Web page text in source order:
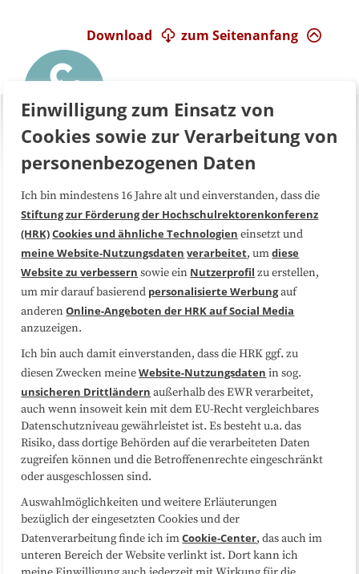
zum Seitenanfang
Download
Über uns FAQ
Medienarbeit Kooperationen
Datenschutzerklärung Impressum
Sitemap
Folgen Sie uns
Einwilligung zum Einsatz von
Cookies sowie zur Verarbeitung von
personenbezogenen Daten
Ich bin mindestens 16 Jahre alt und einverstanden, dass die
Stiftung zur Förderung der Hochschulrektorenkonferenz
(HRK)Cookies und ähnliche Technologien einsetzt und
meine Website-Nutzungsdaten verarbeitet, umdiese
Website zu verbessern sowie ein Nutzerprofil zu erstellen,
um mir darauf basierend personalisierte Werbungauf
anderenOnline-Angeboten der HRK auf Social Media
anzuzeigen.
Ich bin auch damit einverstanden, dass die HRK ggf. zu
diesen Zwecken meineWebsite-Nutzungsdaten in sog.
unsicheren Drittländern außerhalb des EWR verarbeitet,
auch wenn insoweit kein mit dem EU-Recht vergleichbares
Datenschutzniveau gewährleistet ist. Es besteht u.a. das
Risiko, dass dortige Behörden auf die verarbeiteten Daten
zugreifen können und die Betroffenenrechte eingeschränkt
oder ausgeschlossen sind.
Auswahlmöglichkeiten und weitere Erläuterungen
bezüglich der eingesetzten Cookies und der
Datenverarbeitung finde ich imCookie-Center, das auch im
unteren Bereich der Website verlinkt ist. Dort kann ich